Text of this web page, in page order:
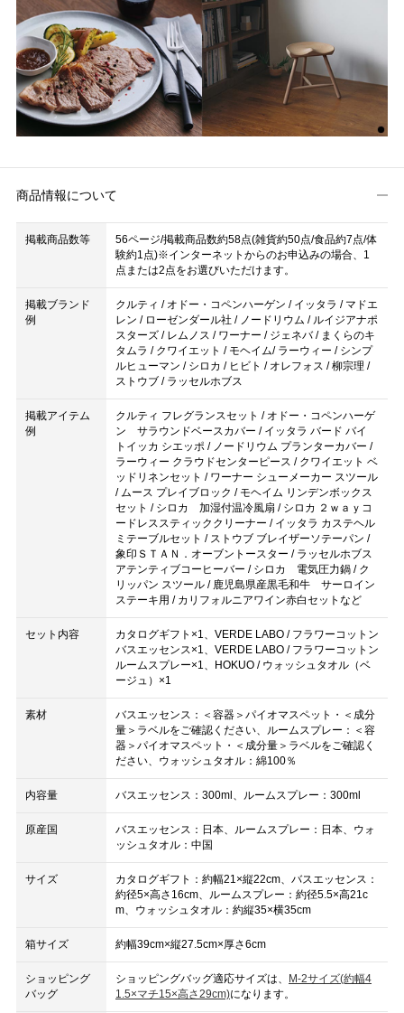
商品情報について
掲載商品数等
56ページ/掲載商品数約58点(雑貨約50点/食品約7点/体
験約1点)※インターネットからのお申込みの場合、1
点または2点をお選びいただけます。
掲載ブランド
例
クルティ / オドー・コペンハーゲン / イッタラ / マドエ
レン / ローゼンダール社 / ノードリウム / ルイジアナポ
スターズ / レムノス / ワーナー / ジェネバ / まくらのキ
タムラ / クワイエット / モヘイム/ ラーウィー / シンプ
ルヒューマン / シロカ / ヒビト / オレフォス / 柳宗理 /
ストウブ / ラッセルホブス
掲載アイテム
例
クルティ フレグランスセット / オドー・コペンハーゲ
ン サラウンドベースカバー / イッタラ バード バイ
トイッカ シエッポ / ノードリウム プランターカバー /
ラーウィー クラウドセンターピース / クワイエット ベ
ッドリネンセット / ワーナー シューメーカー スツール
/ ムース プレイブロック / モヘイム リンデンボックス
セット / シロカ 加湿付温冷風扇 / シロカ ２ｗａｙコ
ードレススティッククリーナー / イッタラ カステヘル
ミテーブルセット / ストウブ ブレイザーソテーパン /
象印ＳＴＡＮ．オーブントースター / ラッセルホブス
アテンティブコーヒーバー / シロカ 電気圧力鍋 / ク
リッパン スツール / 鹿児島県産黒毛和牛 サーロイン
ステーキ用 / カリフォルニアワイン赤白セットなど
セット内容
カタログギフト×1、VERDE LABO / フラワーコットン
バスエッセンス×1、VERDE LABO / フラワーコットン
ルームスプレー×1、HOKUO / ウォッシュタオル（ベ
ージュ）×1
素材
バスエッセンス：＜容器＞パイオマスペット・＜成分
量＞ラベルをご確認ください、ルームスプレー：＜容
器＞パイオマスペット・＜成分量＞ラベルをご確認く
ださい、ウォッシュタオル：綿100％
内容量 バスエッセンス：300ml、ルームスプレー：300ml
原産国
バスエッセンス：日本、ルームスプレー：日本、ウォ
ッシュタオル：中国
サイズ
カタログギフト：約幅21×縦22cm、バスエッセンス：
約径5×高さ16cm、ルームスプレー：約径5.5×高21c
m、ウォッシュタオル：約縦35×横35cm
箱サイズ 約幅39cm×縦27.5cm×厚さ6cm
ショッピング
バッグ
ショッピングバッグ適応サイズは、
M-2サイズ(約幅4
1.5×マチ15×高さ29cm)になります。